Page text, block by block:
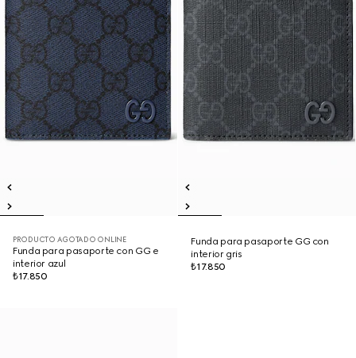
PRODUCTO AGOTADO ONLINE
Funda para pasaporte con GG e
interior azul
₺17.850
Funda para pasaporte GG con
interior gris
₺17.850